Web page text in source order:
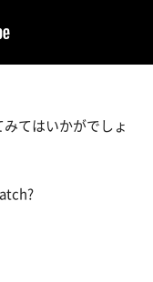
てはいかがでしょ